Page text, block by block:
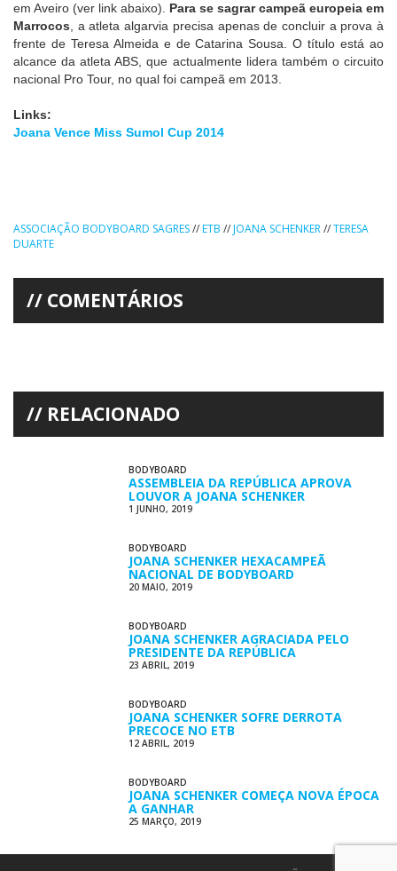
em Aveiro (ver link abaixo). Para se sagrar campeã europeia em
Marrocos , a atleta algarvia precisa apenas de concluir a prova à
frente de Teresa Almeida e de Catarina Sousa. O título está ao
alcance da atleta ABS, que actualmente lidera também o circuito
nacional Pro Tour, no qual foi campeã em 2013.
Links:
Joana Vence Miss Sumol Cup 2014
ASSOCIAÇÃO BODYBOARD SAGRES//ETB //JOANA SCHENKER//TERESA
DUARTE
COMENTÁRIOS
RELACIONADO
BODYBOARD
ASSEMBLEIA DA REPÚBLICA APROVA
LOUVOR A JOANA SCHENKER
1 JUNHO, 2019
BODYBOARD
JOANA SCHENKER HEXACAMPEÃ
NACIONAL DE BODYBOARD
20 MAIO, 2019
BODYBOARD
JOANA SCHENKER AGRACIADA PELO
PRESIDENTE DA REPÚBLICA
23 ABRIL, 2019
BODYBOARD
JOANA SCHENKER SOFRE DERROTA
PRECOCE NO ETB
12 ABRIL, 2019
BODYBOARD
JOANA SCHENKER COMEÇA NOVA ÉPOCA
A GANHAR
25 MARÇO, 2019